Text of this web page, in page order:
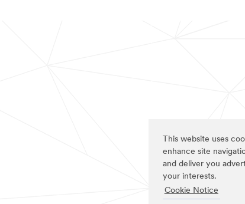
This website uses
enhance site
and deliver you
your interests.
Cookie Notice